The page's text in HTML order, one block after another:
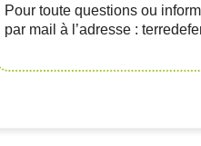
Pour toute questions ou
par mail à l’adresse :